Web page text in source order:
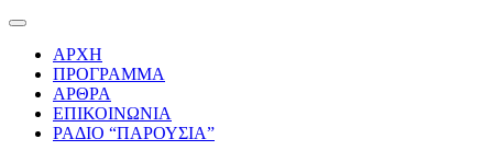
Α' ΔΙΕΘΝΕΣ ΣΥΝΕΔΡΙΟ 100 ΧΡΟΝΙΑ
ΙΜΦΝΘ
28-29-30 ΣΕΠΤΕΜΒΡΙΟΥ 2024
ΑΡΧΗ
ΠΡΟΓΡΑΜΜΑ
ΑΡΘΡΑ
ΕΠΙΚΟΙΝΩΝΙΑ
ΡΑΔΙΟ “ΠΑΡΟΥΣΙΑ”